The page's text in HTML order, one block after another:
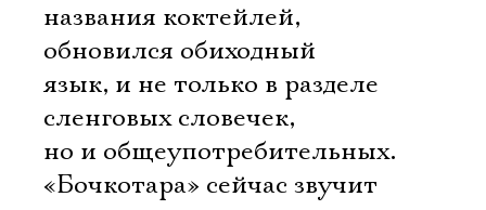
названия коктейлей,
обновился обиходный
язык, и не только в разделе
сленговых словечек,
но и общеупотребительных.
«Бочкотара» сейчас звучит